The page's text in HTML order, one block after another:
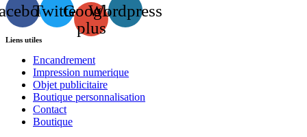
TwitterGoogle-
plus
Wordpress
Liens utiles
Encandrement
Impression numerique
Objet publicitaire
Boutique personnalisation
Contact
Boutique